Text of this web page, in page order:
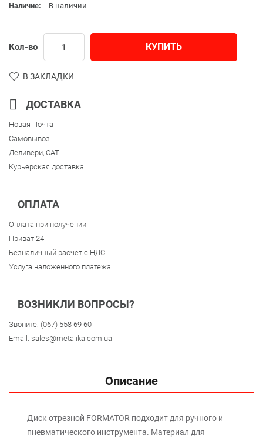
Наличие: В наличии
Кол-во КУПИТЬ
В ЗАКЛАДКИ
ДОСТАВКА
Новая Почта
Самовывоз
Деливери, CAT
Курьерская доставка
ОПЛАТА
Оплата при получении
Приват 24
Безналичный расчет с НДС
Услуга наложенного платежа
ВОЗНИКЛИ ВОПРОСЫ?
Звоните: (067) 558 69 60
Email: sales@metalika.com.ua
Описание
Диск отрезной FORMATOR подходит для ручного и
пневматического инструмента. Материал для